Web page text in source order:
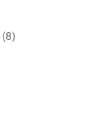
(8)